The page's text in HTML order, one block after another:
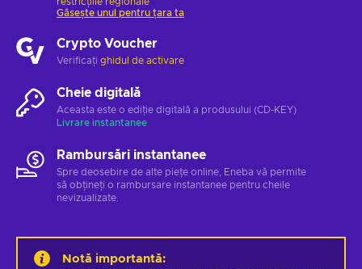
Găsește unul pentru țara ta
Crypto Voucher
Verificați ghidul de activare
Cheie digitală
Aceasta este o ediție digitală a produsului (CD-KEY)
Livrare instantanee
Rambursări instantanee
Spre deosebire de alte piețe online, Eneba vă permite
să obțineți o rambursare instantanee pentru cheile
nevizualizate.
Notă importantă: